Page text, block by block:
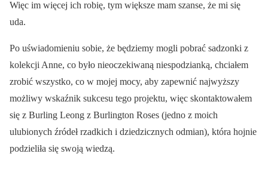
Więc im więcej ich robię, tym większe mam szanse, że mi się
uda.
Po uświadomieniu sobie, że będziemy mogli pobrać sadzonki z
kolekcji Anne, co było nieoczekiwaną niespodzianką, chciałem
zrobić wszystko, co w mojej mocy, aby zapewnić najwyższy
możliwy wskaźnik sukcesu tego projektu, więc skontaktowałem
się z Burling Leong z Burlington Roses (jedno z moich
ulubionych źródeł rzadkich i dziedzicznych odmian), która hojnie
podzieliła się swoją wiedzą.